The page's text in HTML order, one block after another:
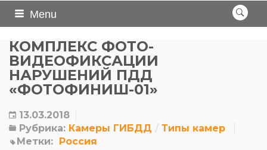
Menu
КОМПЛЕКС ФОТО-
ВИДЕОФИКСАЦИИ
НАРУШЕНИЙ ПДД
«ФОТОФИНИШ-01»
13.03.2018
Рубрика: Камеры ГИБДД
Типы камер
Метки: Россия